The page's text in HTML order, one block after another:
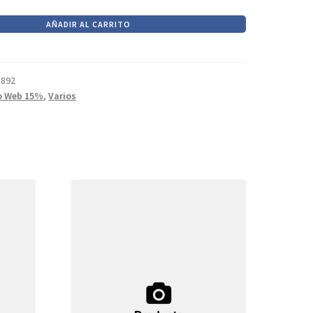
AÑADIR AL CARRITO
Web 15%,Varios